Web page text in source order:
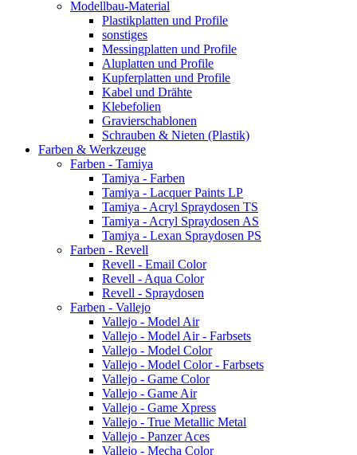
Modellbau-Material
Plastikplatten und Profile
sonstiges
Messingplatten und Profile
Aluplatten und Profile
Kupferplatten und Profile
Kabel und Drähte
Klebefolien
Gravierschablonen
Schrauben & Nieten (Plastik)
Farben & Werkzeuge
Farben - Tamiya
Tamiya - Farben
Tamiya - Lacquer Paints LP
Tamiya - Acryl Spraydosen TS
Tamiya - Acryl Spraydosen AS
Tamiya - Lexan Spraydosen PS
Farben - Revell
Revell - Email Color
Revell - Aqua Color
Revell - Spraydosen
Farben - Vallejo
Vallejo - Model Air
Vallejo - Model Air - Farbsets
Vallejo - Model Color
Vallejo - Model Color - Farbsets
Vallejo - Game Color
Vallejo - Game Air
Vallejo - Game Xpress
Vallejo - True Metallic Metal
Vallejo - Panzer Aces
Vallejo - Mecha Color